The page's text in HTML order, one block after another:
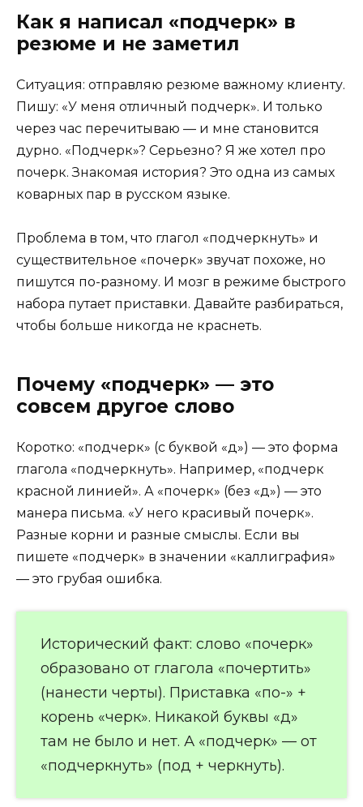
Как я написал «подчерк» в
резюме и не заметил
Ситуация: отправляю резюме важному клиенту.
Пишу: «У меня отличный подчерк». И только
через час перечитываю — и мне становится
дурно. «Подчерк»? Серьезно? Я же хотел про
почерк. Знакомая история? Это одна из самых
коварных пар в русском языке.
Проблема в том, что глагол «подчеркнуть» и
существительное «почерк» звучат похоже, но
пишутся по-разному. И мозг в режиме быстрого
набора путает приставки. Давайте разбираться,
чтобы больше никогда не краснеть.
Почему «подчерк» — это
совсем другое слово
Коротко: «подчерк» (с буквой «д») — это форма
глагола «подчеркнуть». Например, «подчерк
красной линией». А «почерк» (без «д») — это
манера письма. «У него красивый почерк».
Разные корни и разные смыслы. Если вы
пишете «подчерк» в значении «каллиграфия»
— это грубая ошибка.
Исторический факт: слово «почерк»
образовано от глагола «почертить»
(нанести черты). Приставка «по-» +
корень «черк». Никакой буквы «д»
там не было и нет. А «подчерк» — от
«подчеркнуть» (под + черкнуть).